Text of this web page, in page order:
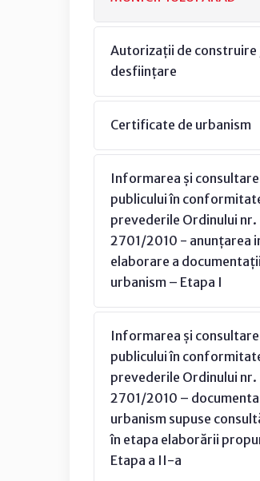
Autorizații de construire
desființare
Certificate de urbanism
Informarea și
publicului în
prevederile Ordinului nr.
2701/2010 - anunțarea
elaborare a
urbanism – Etapa I
Informarea și
publicului în
prevederile Ordinului nr.
2701/2010 –
urbanism supuse
în etapa elaborării
Etapa a II-a